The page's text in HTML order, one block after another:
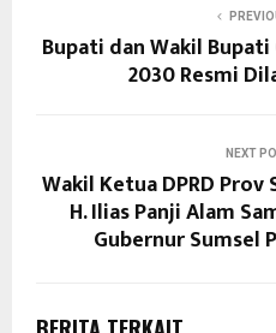
Bupati dan Wakil
2030 Resmi
NEXT
Wakil Ketua DPRD
H. Ilias Panji Alam
Gubernur Sumsel